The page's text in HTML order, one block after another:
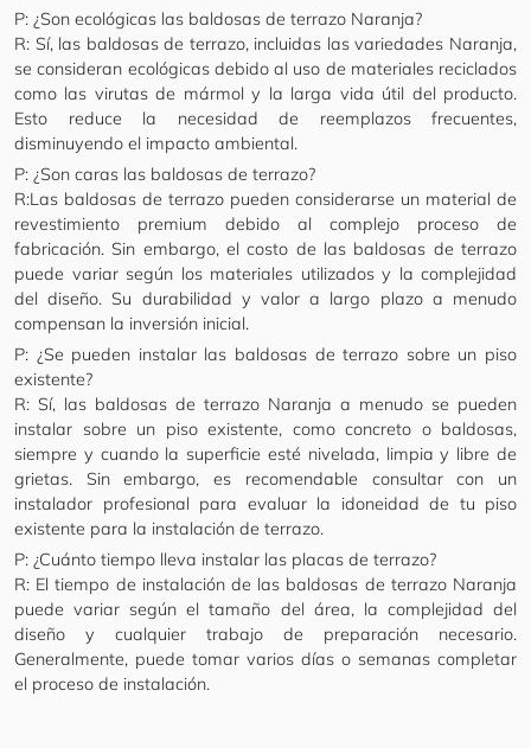
P: ¿Son ecológicas las baldosas de terrazo Naranja?
R: Sí, las baldosas de terrazo, incluidas las variedades Naranja,
se consideran ecológicas debido al uso de materiales reciclados
como las virutas de mármol y la larga vida útil del producto.
Esto reduce la necesidad de reemplazos frecuentes,
disminuyendo el impacto ambiental.
P: ¿Son caras las baldosas de terrazo?
R:Las baldosas de terrazo pueden considerarse un material de
revestimiento premium debido al complejo proceso de
fabricación. Sin embargo, el costo de las baldosas de terrazo
puede variar según los materiales utilizados y la complejidad
del diseño. Su durabilidad y valor a largo plazo a menudo
compensan la inversión inicial.
P: ¿Se pueden instalar las baldosas de terrazo sobre un piso
existente?
R: Sí, las baldosas de terrazo Naranja a menudo se pueden
instalar sobre un piso existente, como concreto o baldosas,
siempre y cuando la superficie esté nivelada, limpia y libre de
grietas. Sin embargo, es recomendable consultar con un
instalador profesional para evaluar la idoneidad de tu piso
existente para la instalación de terrazo.
P: ¿Cuánto tiempo lleva instalar las placas de terrazo?
R: El tiempo de instalación de las baldosas de terrazo Naranja
puede variar según el tamaño del área, la complejidad del
diseño y cualquier trabajo de preparación necesario.
Generalmente, puede tomar varios días o semanas completar
el proceso de instalación.